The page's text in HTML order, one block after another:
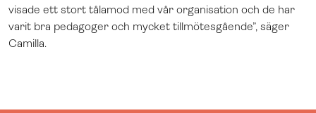
visade ett stort tålamod med vår organisation och de har
varit bra pedagoger och mycket tillmötesgående”, säger
Camilla.